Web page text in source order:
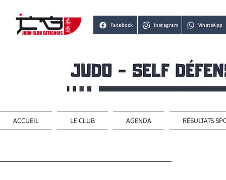
Facebook Instagram WhatsApp
ACCUEIL LE CLUB AGENDA RÉSULTATS